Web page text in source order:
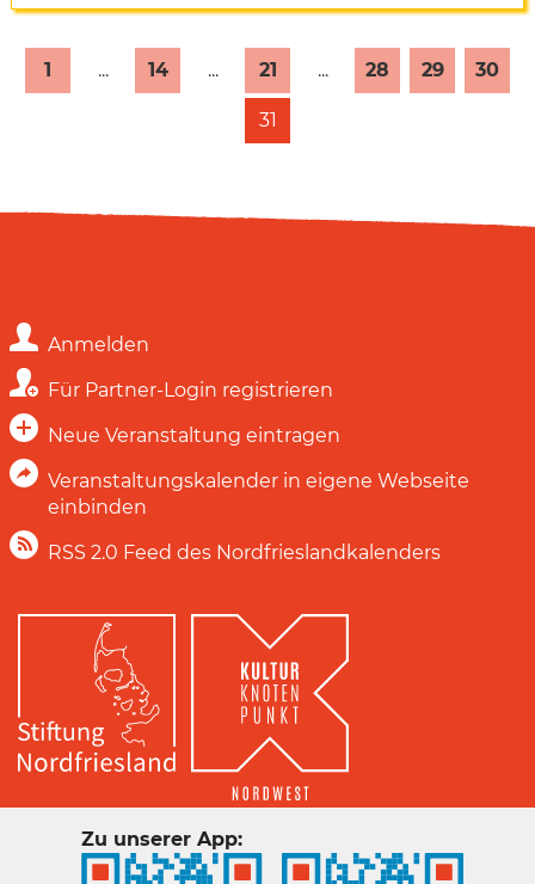
1 ... 14 ... 21 ... 28 29 30
31
Anmelden
Für Partner-Login registrieren
Neue Veranstaltung eintragen
Veranstaltungskalender in eigene Webseite
einbinden
RSS 2.0 Feed des Nordfrieslandkalenders
Zu unserer App: